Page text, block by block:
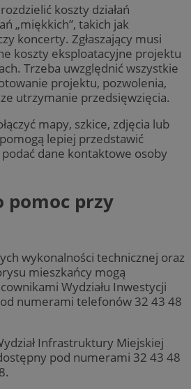
koszty działań
„miękkich”, takich jak
koncerty. Zgłaszający musi
koszty eksploatacyjne projektu
Trzeba uwzględnić wszystkie
projektu, pozwolenia,
utrzymanie przedsięwzięcia.
mapy, szkice, zdjęcia lub
lepiej przedstawić
dane kontaktowe osoby
pomoc przy
wykonalności technicznej oraz
mieszkańcy mogą
Wydziału Inwestycji
numerami telefonów 32 43 48
Infrastruktury Miejskiej
pod numerami 32 43 48